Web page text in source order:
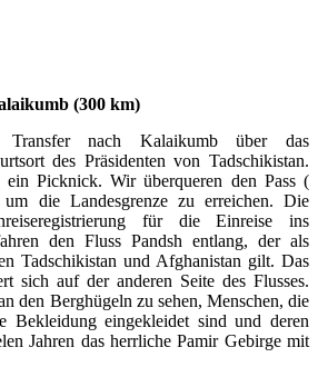
(300 km)
nach Kalaikumb über das
des Präsidenten von Tadschikistan.
ein Picknick.Wir überqueren den Pass (
die Landesgrenze zu erreichen. Die
für die Einreise ins
den Fluss Pandsh entlang, der als
Tadschikistan und Afghanistan gilt. Das
sich auf der anderen Seite des Flusses.
den Berghügeln zu sehen, Menschen, die
Bekleidung eingekleidet sind und deren
Jahren das herrliche Pamir Gebirge mit